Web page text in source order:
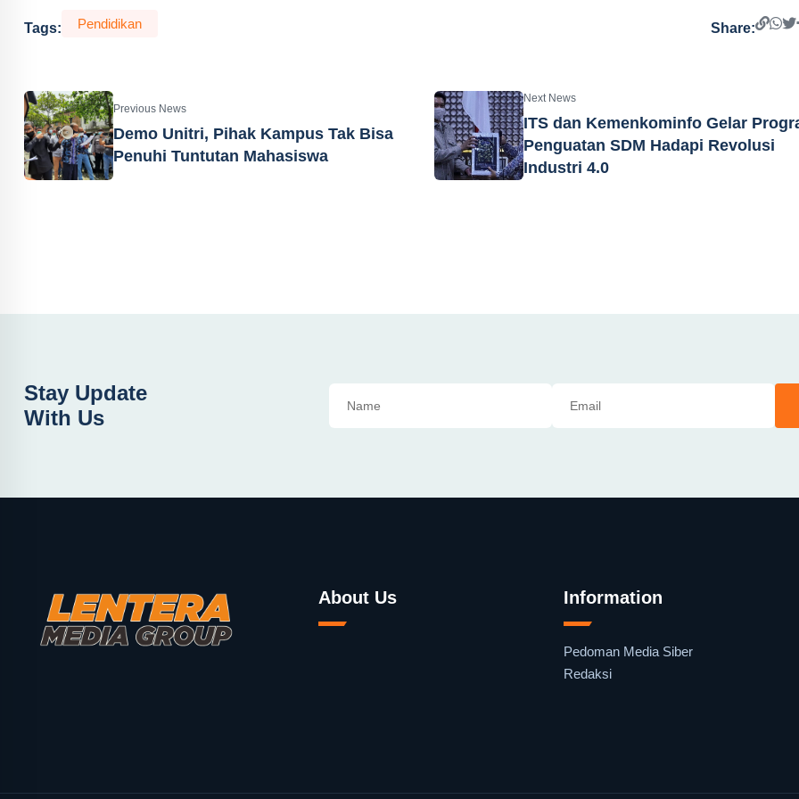
Tags: Pendidikan Share:
Previous News
Demo Unitri, Pihak Kampus Tak Bisa
Penuhi Tuntutan Mahasiswa
Next News
ITS dan Kemenkominfo Gelar
Penguatan SDM Hadapi Revolusi
Industri 4.0
Stay Update
With Us
About Us Information
Pedoman Media Siber
Redaksi